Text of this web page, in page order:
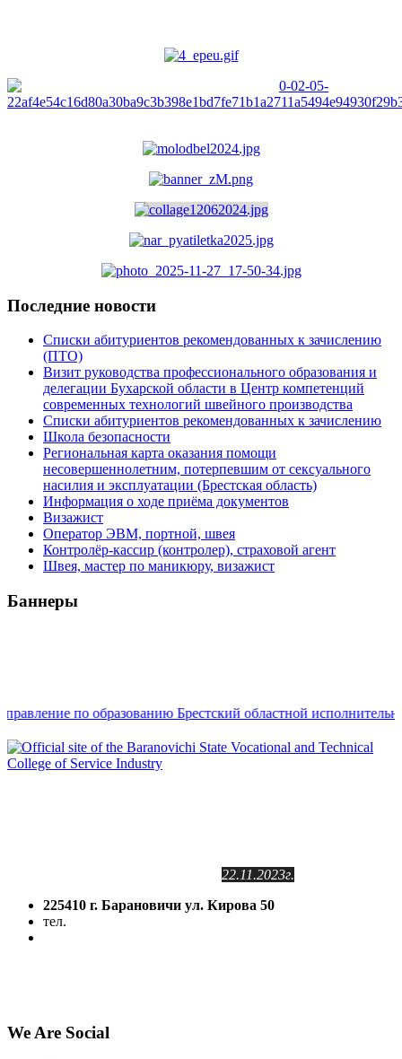
Последние новости
Списки абитуриентов рекомендованных к зачислению
(ПТО)
Визит руководства профессионального образования и
делегации Бухарской области в Центр компетенций
современных технологий швейного производства
Списки абитуриентов рекомендованных к зачислению
Школа безопасности
Региональная карта оказания помощи
несовершеннолетним, потерпевшим от сексуального
насилия и эксплуатации (Брестская область)
Информация о ходе приёма документов
Визажист
Оператор ЭВМ, портной, швея
Контролёр-кассир (контролер), страховой агент
Швея, мастер по маникюру, визажист
Баннеры
22.11.2023г.
225410 г. Барановичи ул. Кирова 50
тел.
We Are Social